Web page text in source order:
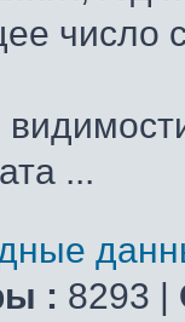
число
...
: 8293 |